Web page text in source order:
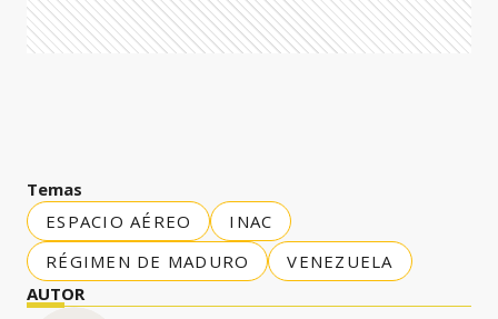
Temas
ESPACIO AÉREO
INAC
RÉGIMEN DE MADURO
VENEZUELA
AUTOR